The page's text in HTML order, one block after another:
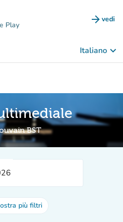
Play arrow_forward vedi
Italiano keyboard_arrow_down
BST
più filtri